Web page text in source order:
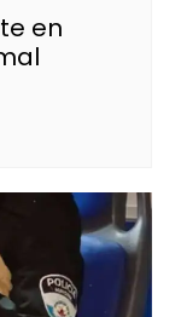
en